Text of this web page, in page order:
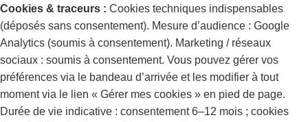
Cookies & traceurs : Cookies techniques indispensables
(déposés sans consentement). Mesure d’audience : Google
Analytics (soumis à consentement). Marketing / réseaux
sociaux : soumis à consentement. Vous pouvez gérer vos
préférences via le bandeau d’arrivée et les modifier à tout
moment via le lien « Gérer mes cookies » en pied de page.
Durée de vie indicative : consentement 6–12 mois ; cookies